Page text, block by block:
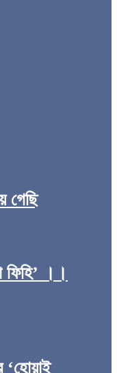
গেছি
ফিহি’ ।।
‘হোয়াই